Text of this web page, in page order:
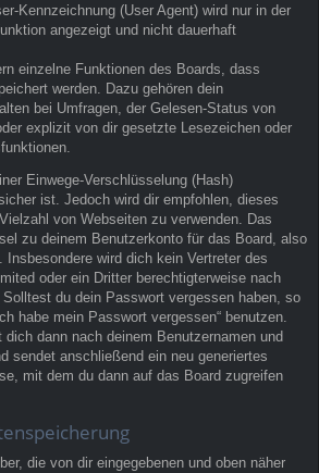
Kennzeichnung (User Agent) wird nur in der
angezeigt und nicht dauerhaft
einzelne Funktionen des Boards, dass
werden. Dazu gehören dein
bei Umfragen, der Gelesen-Status von
explizit von dir gesetzte Lesezeichen oder
Einwege-Verschlüsselung (Hash)
ist. Jedoch wird dir empfohlen, dieses
von Webseiten zu verwenden. Das
zu deinem Benutzerkonto für das Board, also
wird dich kein Vertreter des
oder ein Dritter berechtigterweise nach
du dein Passwort vergessen haben, so
habe mein Passwort vergessen“ benutzen.
dich dann nach deinem Benutzernamen und
sendet anschließend ein neu generiertes
mit dem du dann auf das Board zugreifen
die von dir eingegebenen und oben näher